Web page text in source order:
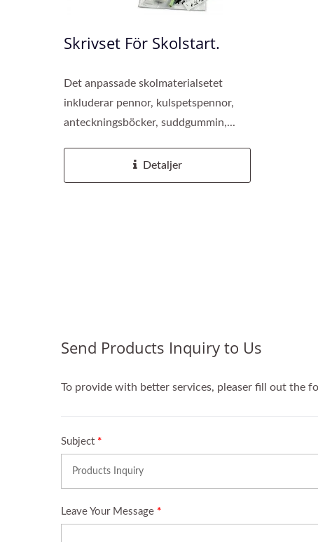
Skrivset För Skolstart.
Det anpassade skolmaterialsetet
inkluderar pennor, kulspetspennor,
anteckningsböcker, suddgummin,...
Detaljer